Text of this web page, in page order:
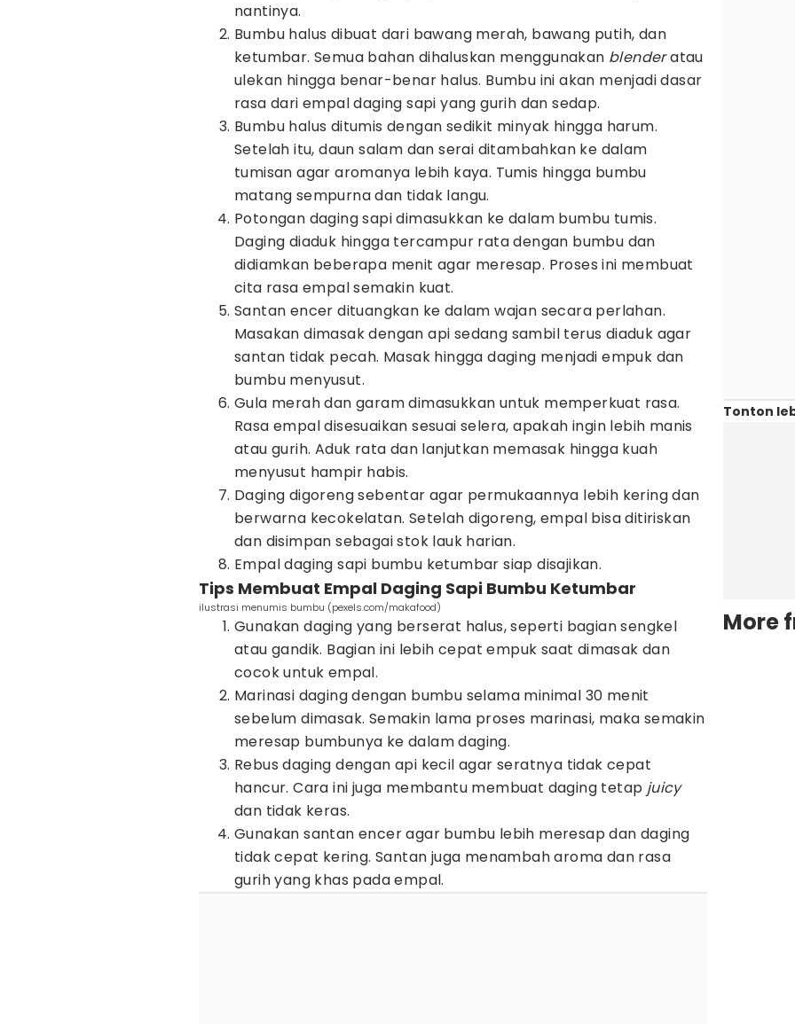
nantinya.
Bumbu halus dibuat dari bawang merah, bawang putih, dan
ketumbar. Semua bahan dihaluskan menggunakan blenderatau
ulekan hingga benar-benar halus. Bumbu ini akan menjadi dasar
rasa dari empal daging sapi yang gurih dan sedap.
Bumbu halus ditumis dengan sedikit minyak hingga harum.
Setelah itu, daun salam dan serai ditambahkan ke dalam
tumisan agar aromanya lebih kaya. Tumis hingga bumbu
matang sempurna dan tidak langu.
Potongan daging sapi dimasukkan ke dalam bumbu tumis.
Daging diaduk hingga tercampur rata dengan bumbu dan
didiamkan beberapa menit agar meresap. Proses ini membuat
cita rasa empal semakin kuat.
Santan encer dituangkan ke dalam wajan secara perlahan.
Masakan dimasak dengan api sedang sambil terus diaduk agar
santan tidak pecah. Masak hingga daging menjadi empuk dan
bumbu menyusut.
Gula merah dan garam dimasukkan untuk memperkuat rasa.
Rasa empal disesuaikan sesuai selera, apakah ingin lebih manis
atau gurih. Aduk rata dan lanjutkan memasak hingga kuah
menyusut hampir habis.
Daging digoreng sebentar agar permukaannya lebih kering dan
berwarna kecokelatan. Setelah digoreng, empal bisa ditiriskan
dan disimpan sebagai stok lauk harian.
Empal daging sapi bumbu ketumbar siap disajikan.
Tips Membuat Empal Daging Sapi Bumbu Ketumbar
ilustrasi menumis bumbu (pexels.com/makafood)
Gunakan daging yang berserat halus, seperti bagian sengkel
atau gandik. Bagian ini lebih cepat empuk saat dimasak dan
cocok untuk empal.
Marinasi daging dengan bumbu selama minimal 30 menit
sebelum dimasak. Semakin lama proses marinasi, maka semakin
meresap bumbunya ke dalam daging.
Rebus daging dengan api kecil agar seratnya tidak cepat
hancur. Cara ini juga membantu membuat daging tetap juicy
dan tidak keras.
Gunakan santan encer agar bumbu lebih meresap dan daging
tidak cepat kering. Santan juga menambah aroma dan rasa
gurih yang khas pada empal.
Tonton
More